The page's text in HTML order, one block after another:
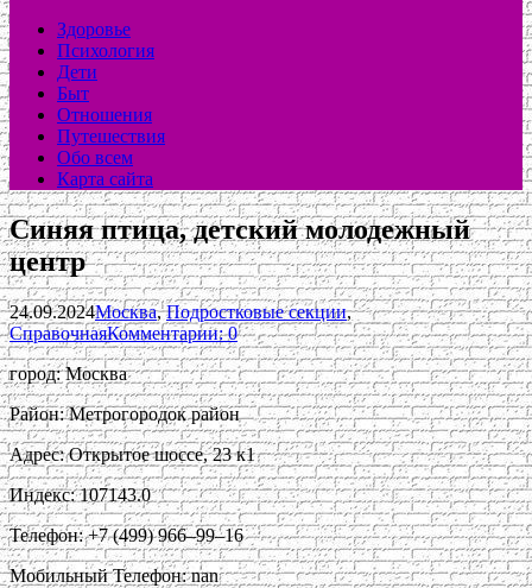
Здоровье
Психология
Дети
Быт
Отношения
Путешествия
Обо всем
Карта сайта
Синяя птица, детский молодежный
центр
24.09.2024Москва,Подростковые секции,
СправочнаяКомментарии: 0
город: Москва
Район: Метрогородок район
Адрес: Открытое шоссе, 23 к1
Индекс: 107143.0
Телефон: +7 (499) 966‒99‒16
Мобильный Телефон: nan